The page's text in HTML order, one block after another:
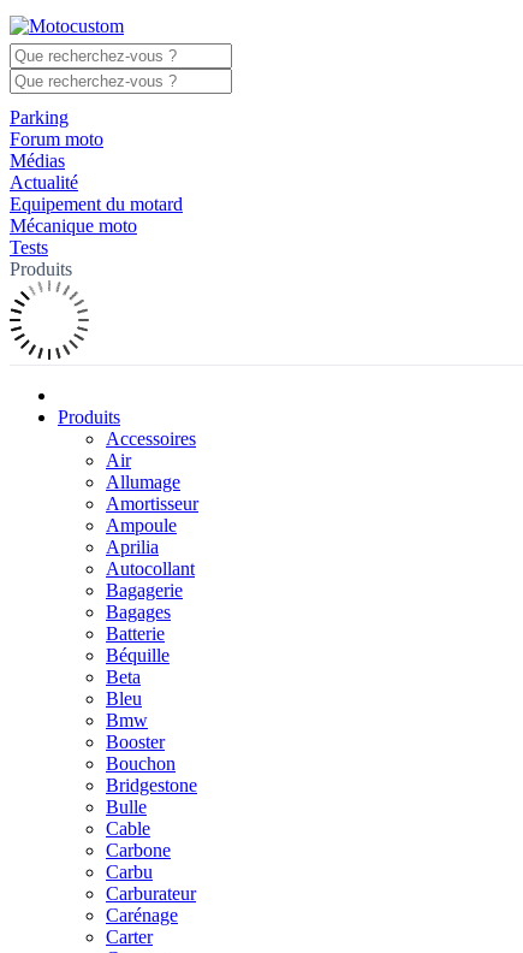
Parking
Forum moto
Médias
Actualité
Equipement du motard
Mécanique moto
Tests
Produits
Produits
Accessoires
Air
Allumage
Amortisseur
Ampoule
Aprilia
Autocollant
Bagagerie
Bagages
Batterie
Béquille
Beta
Bleu
Bmw
Booster
Bouchon
Bridgestone
Bulle
Cable
Carbone
Carbu
Carburateur
Carénage
Carter